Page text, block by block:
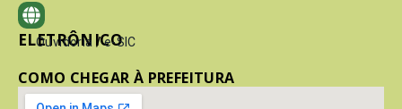
ELETRÔNICO
Ouvidoria / e-SIC
COMO CHEGAR À PREFEITURA